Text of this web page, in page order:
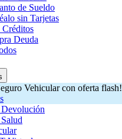
de Sueldo
sin Tarjetas
Créditos
Deuda
Vehicular con oferta flash!